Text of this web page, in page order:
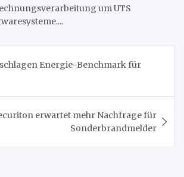
um UTS
Energie-Benchmark für
erwartet mehr Nachfrage für
Sonderbrandmelder